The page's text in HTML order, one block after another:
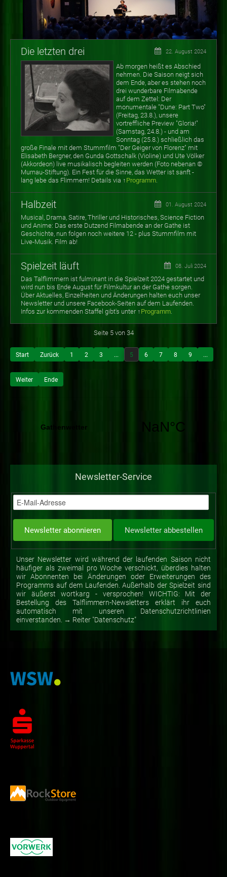
Die letzten drei 22. August 2024
Ab morgen heißt es Abschied
nehmen. Die Saison neigt sich
dem Ende, aber es stehen noch
drei wunderbare Filmabende
auf dem Zettel: Der
monumentale "Dune: Part Two"
(Freitag, 23.8.), unsere
vortreffliche Preview "Gloria!"
(Samstag, 24.8.) - und am
Sonntag (25.8.) schließlich das
große Finale mit dem Stummfilm "Der Geiger von Florenz" mit
Elisabeth Bergner, den Gunda Gottschalk (Violine) und Ute Völker
(Akkordeon) live musikalisch begleiten werden (Foto nebenan ©
Murnau-Stiftung). Ein Fest für die Sinne, das Wetter ist sanft -
lang lebe das Flimmern! Details via ↑ Programm.
Halbzeit 01. August 2024
Musical, Drama, Satire, Thriller und Historisches, Science Fiction
und Anime: Das erste Dutzend Filmabende an der Gathe ist
Geschichte, nun folgen noch weitere 12 - plus Stummfilm mit
Live-Musik. Film ab!
Spielzeit läuft 08. Juli 2024
Das Talflimmern ist fulminant in die Spielzeit 2024 gestartet und
wird nun bis Ende August für Filmkultur an der Gathe sorgen.
Über Aktuelles, Einzelheiten und Änderungen halten euch unser
Newsletter und unsere Facebook-Seiten auf dem Laufenden.
Infos zurkommenden Staffel gibt's unter ↑ Programm.
Seite 5 von 34
Start Zurück 1 2 3 ... 5 6 7 8 9 ...
Weiter Ende
Newsletter-Service
Unser Newsletter wird während der laufenden Saison nicht
häufiger als zweimal pro Woche verschickt, überdies halten
wir Abonnenten bei Änderungen oder Erweiterungen des
Programms auf dem Laufenden. Außerhalb der Spielzeit sind
wir äußerst wortkarg - versprochen! WICHTIG: Mit der
Bestellung des Talflimmern-Newsletters erklärt ihr euch
automatisch mit unseren Datenschutzrichtlinien
einverstanden. → Reiter "Datenschutz"